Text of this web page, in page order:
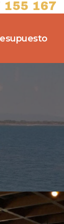
155 167